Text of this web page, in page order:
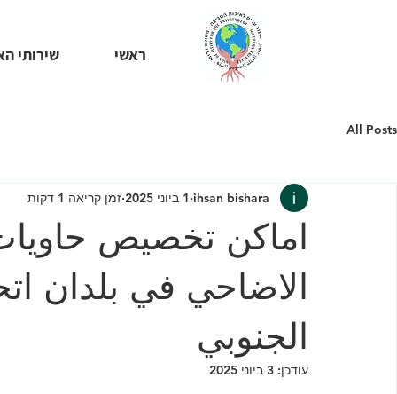
ראשי שירותי
All Posts
اماكن تخصيص
الاضاحي في بلدان
الجنوبي
ihsan bishara 1 ביוני 2025 זמן קריאה 1 דקות
עודכן: 3 ביוני 2025